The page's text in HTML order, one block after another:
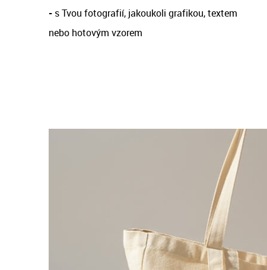
- s Tvou fotografií, jakoukoli grafikou, textem
nebo hotovým vzorem